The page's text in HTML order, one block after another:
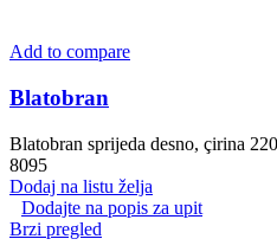
Add to compare
Blatobran
Blatobran sprijeda desno, çirina
8095
Dodaj na listu želja
Dodajte na popis za upit
Brzi pregled